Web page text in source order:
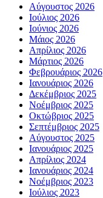
Αύγουστος 2026
Ιούλιος 2026
Ιούνιος 2026
Μάιος 2026
Απρίλιος 2026
Μάρτιος 2026
Φεβρουάριος 2026
Ιανουάριος 2026
Δεκέμβριος 2025
Νοέμβριος 2025
Οκτώβριος 2025
Σεπτέμβριος 2025
Αύγουστος 2025
Ιανουάριος 2025
Απρίλιος 2024
Ιανουάριος 2024
Νοέμβριος 2023
Ιούλιος 2023